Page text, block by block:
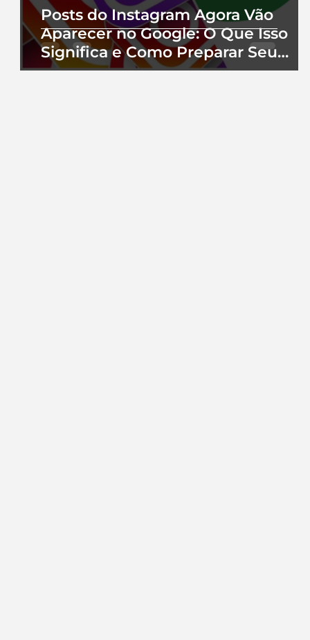
Posts do Instagram Agora Vão
Aparecer no Google: O Que Isso
Significa e Como Preparar Seu
Perfil